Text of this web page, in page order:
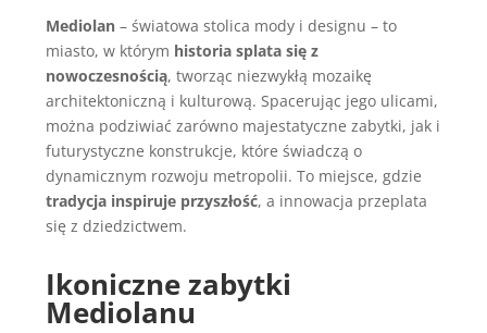
Mediolan – światowa stolica mody i designu – to
miasto, w którym historia splata się z
nowoczesnością, tworząc niezwykłą mozaikę
architektoniczną i kulturową. Spacerując jego ulicami,
można podziwiać zarówno majestatyczne zabytki, jak i
futurystyczne konstrukcje, które świadczą o
dynamicznym rozwoju metropolii. To miejsce, gdzie
tradycja inspiruje przyszłość, a innowacja przeplata
się z dziedzictwem.
Ikoniczne zabytki
Mediolanu